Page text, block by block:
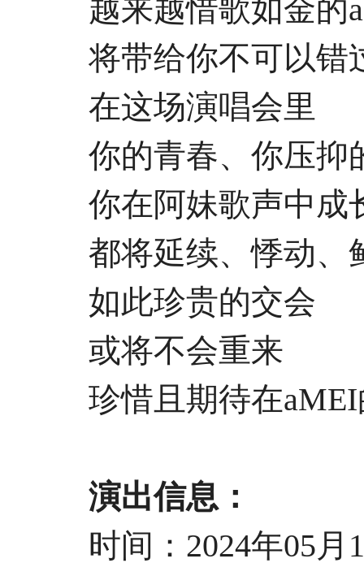
越来越惜歌如金的
将带给你不可以错
在这场演唱会里
你的青春、你压抑
你在阿妹歌声中成
都将延续、悸动、
如此珍贵的交会
或将不会重来
珍惜且期待在aMEI
演出信息：
时间：2024年05月